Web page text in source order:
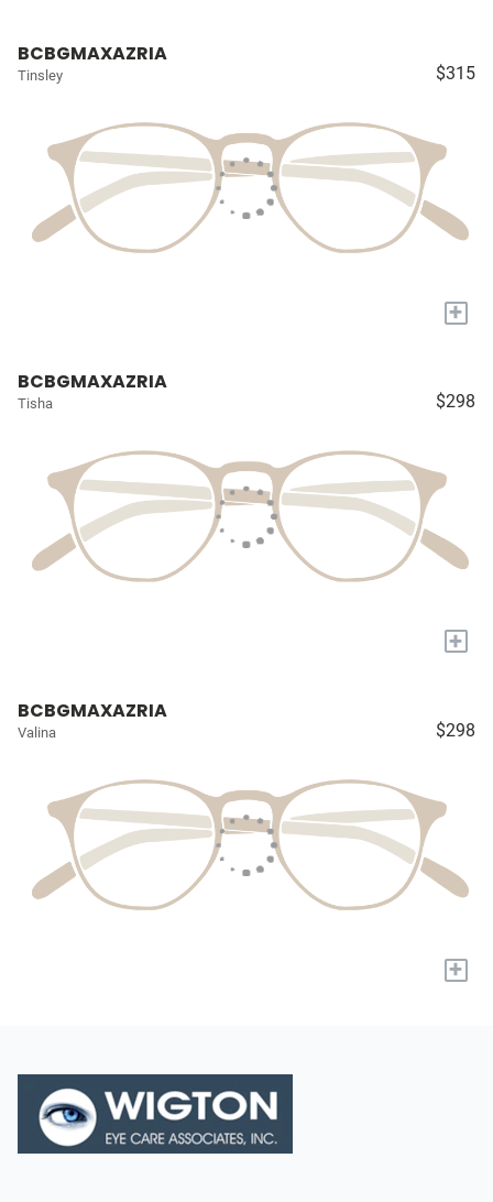
BCBGMAXAZRIA
Tinsley $315
+
BCBGMAXAZRIA
Tisha $298
+
BCBGMAXAZRIA
Valina $298
+